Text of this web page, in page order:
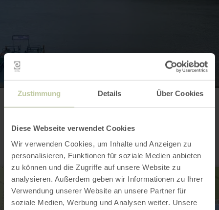
Zustimmung Details Über Cookies
Diese Webseite verwendet Cookies
Wir verwenden Cookies, um Inhalte und Anzeigen zu
personalisieren, Funktionen für soziale Medien anbieten
zu können und die Zugriffe auf unsere Website zu
analysieren. Außerdem geben wir Informationen zu Ihrer
Verwendung unserer Website an unsere Partner für
soziale Medien, Werbung und Analysen weiter. Unsere
Contact